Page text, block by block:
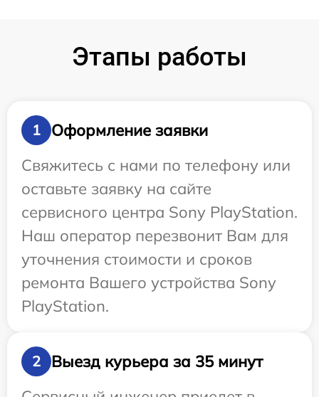
Этапы работы
1
Оформление заявки
Свяжитесь с нами по телефону или
оставьте заявку на сайте
сервисного центра Sony PlayStation.
Наш оператор перезвонит Вам для
уточнения стоимости и сроков
ремонта Вашего устройства Sony
PlayStation.
2
Выезд курьера за 35 минут